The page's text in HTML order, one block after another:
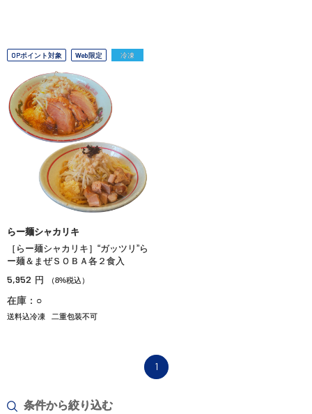
条件から絞り込む
OPポイント対象 Web限定 冷凍
らー麺シャカリキ
［らー麺シャカリキ］“ガッツリ”ら
ー麺＆まぜＳＯＢＡ各２食入
5,952 円 （8%税込）
在庫：○
送料込冷凍 二重包装不可
1